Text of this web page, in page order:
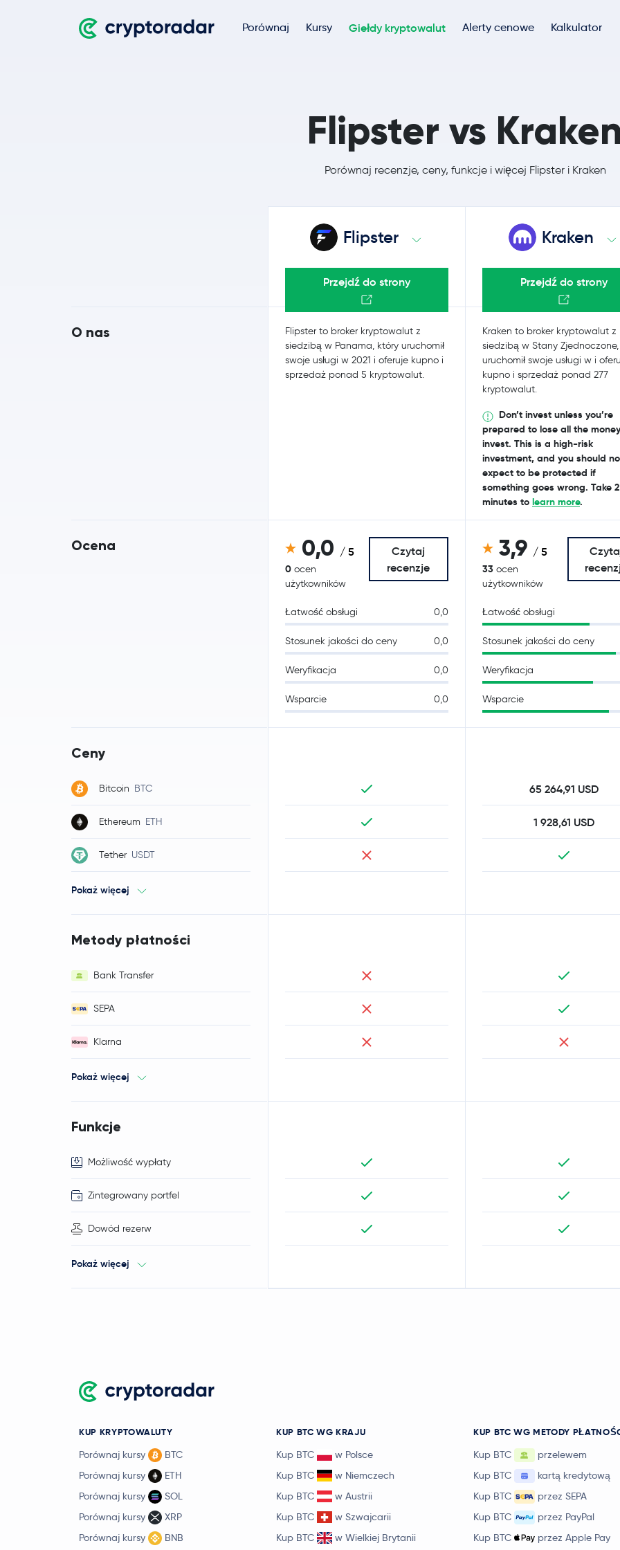
Porównaj Kursy Giełdy kryptowalut Alerty cenowe Kalkulator
Flipster vs Kraken
Porównaj recenzje, ceny, funkcje i więcej Flipster i Kraken
O nas
Ocena
Ceny
Bitcoin BTC
Ethereum ETH
Tether USDT
Pokaż więcej
Metody płatności
Bank Transfer
SEPA
Klarna
Pokaż więcej
Funkcje
Możliwość wypłaty
Zintegrowany portfel
Dowód rezerw
Pokaż więcej
Flipster
Przejdź do strony
Flipster to broker kryptowalut z
siedzibą w Panama, który uruchomił
swoje usługi w 2021 i oferuje kupno i
sprzedaż ponad 5 kryptowalut.
0,0 / 5
0 ocen
użytkowników
Czytaj
recenzje
Łatwość obsługi 0,0
Stosunek jakości do ceny 0,0
Weryfikacja 0,0
Wsparcie 0,0
Kraken
Przejdź do strony
Kraken to broker kryptowalut z
siedzibą w Stany
uruchomił swoje usługi w i
kupno i sprzedaż ponad 277
kryptowalut.
Don’t invest unless you’re
prepared to lose all the
invest. This is a high-risk
investment, and you should
expect to be protected if
something goes wrong. Take 2
minutes to learn more.
3,9 / 5
33 ocen
użytkowników
Łatwość obsługi
Stosunek jakości do ceny
Weryfikacja
Wsparcie
65 264,91 USD
1 928,61 USD
KUP KRYPTOWALUTY
Porównaj kursy
BTC
Porównaj kursy
ETH
Porównaj kursy
SOL
Porównaj kursy
XRP
Porównaj kursy
BNB
KUP BTC WG KRAJU
Kup BTC
w Polsce
Kup BTC
w Niemczech
Kup BTC
w Austrii
Kup BTC
w Szwajcarii
Kup BTC
w Wielkiej Brytanii
KUP BTC WG METODY
Kup BTC
przelewem
Kup BTC
kartą kredytową
Kup BTC
przez SEPA
Kup BTC
przez PayPal
Kup BTC
przez Apple Pay